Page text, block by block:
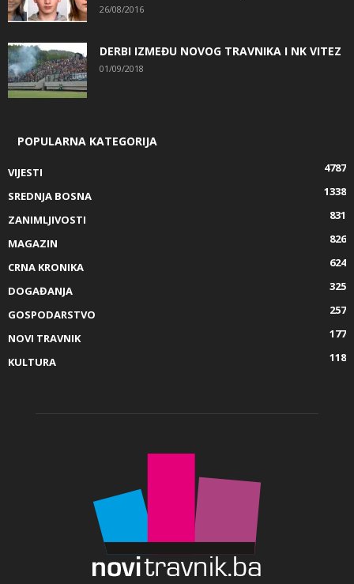
26/08/2016
DERBI IZMEĐU NOVOG TRAVNIKA I NK VITEZ
01/09/2018
POPULARNA KATEGORIJA
VIJESTI
4787
SREDNJA BOSNA
1338
ZANIMLJIVOSTI
831
MAGAZIN
826
CRNA KRONIKA
624
DOGAĐANJA
325
GOSPODARSTVO
257
NOVI TRAVNIK
177
KULTURA
118